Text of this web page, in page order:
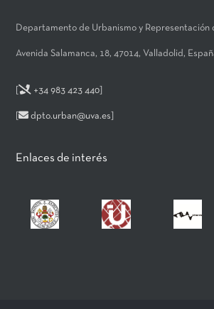
Departamento de Urbanismo y Representación
Avenida Salamanca, 18, 47014, Valladolid,
+34 983 423 440
[ dpto.urban@uva.es
Enlaces de interés